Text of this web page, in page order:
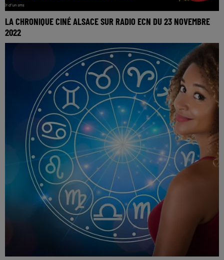
LA CHRONIQUE CINÉ ALSACE SUR RADIO ECN DU 23 NOVEMBRE
2022